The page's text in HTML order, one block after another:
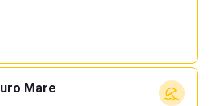
Mare